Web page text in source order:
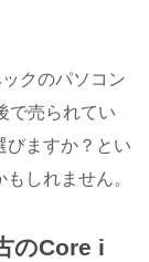
クのパソコン
で売られてい
びますか？とい
しれません。
のCore i